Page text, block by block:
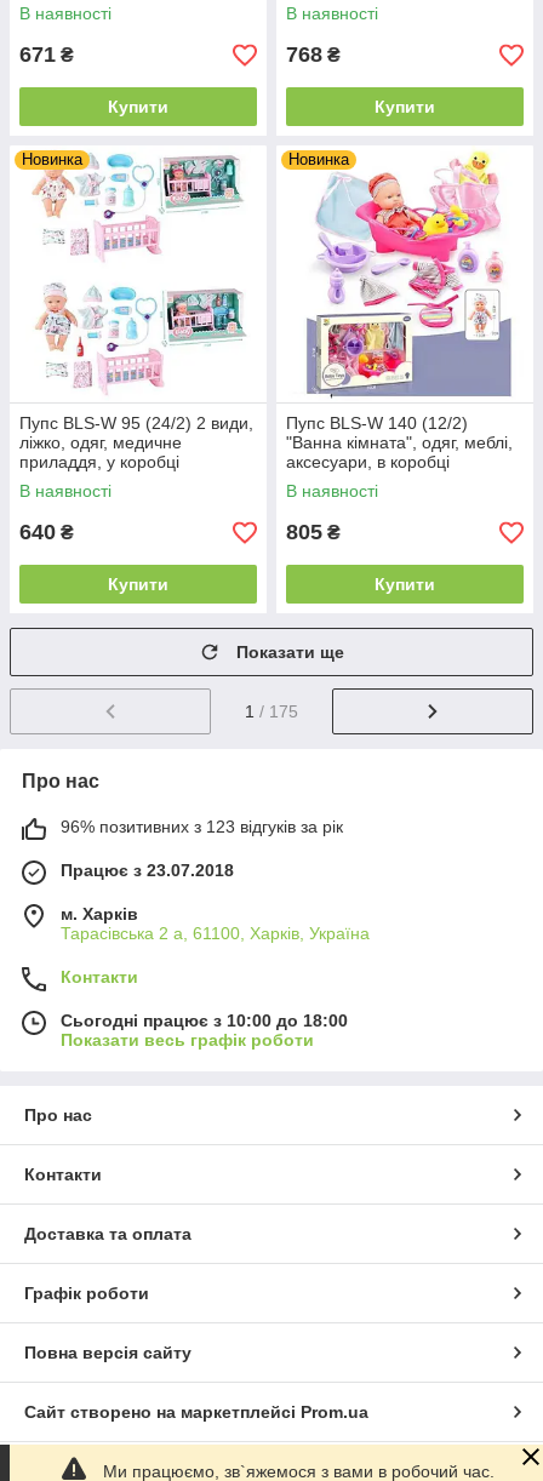
В наявності
671 ₴
Купити
В наявності
768 ₴
Купити
Новинка
Пупс BLS-W 95 (24/2) 2 види,
ліжко, одяг, медичне
приладдя, у коробці
В наявності
640 ₴
Купити
Новинка
Пупс BLS-W 140 (12/2)
"Ванна кімната", одяг, меблі,
аксесуари, в коробці
В наявності
805 ₴
Купити
Показати ще
1 / 175
Про нас
96% позитивних з 123 відгуків за рік
Працює з 23.07.2018
м. Харків
Тарасівська 2 а, 61100, Харків, Україна
Контакти
Сьогодні працює з 10:00 до 18:00
Показати весь графік роботи
Про нас
Контакти
Доставка та оплата
Графік роботи
Повна версія сайту
Сайт створено на маркетплейсі Prom.ua
Політика конфіденційності
Ми працюємо, зв`яжемося з вами в робочий час.